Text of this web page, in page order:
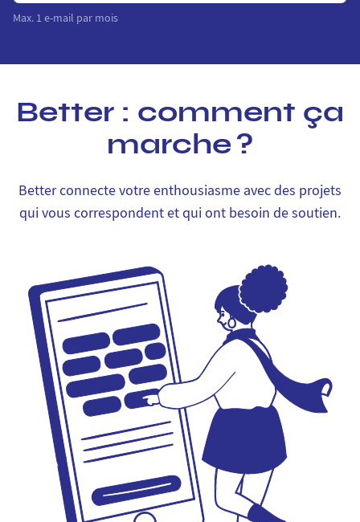
Max. 1 e-mail par mois
Better : comment ça
marche ?
Better connecte votre enthousiasme avec des projets
qui vous correspondent et qui ont besoin de soutien.